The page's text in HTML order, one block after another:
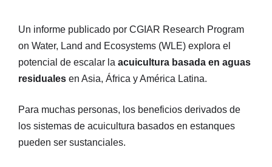
Un informe publicado por CGIAR Research Program
on Water, Land and Ecosystems (WLE) explora el
potencial de escalar la acuicultura basada en aguas
residuales en Asia, África y América Latina.
Para muchas personas, los beneficios derivados de
los sistemas de acuicultura basados en estanques
pueden ser sustanciales.